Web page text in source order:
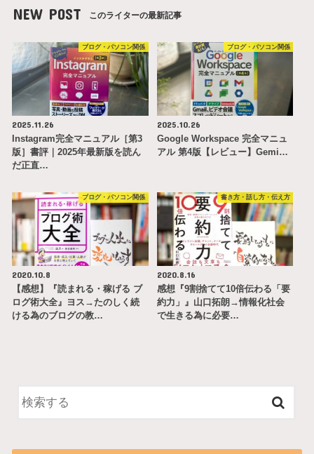
NEW POST このライターの最新記事
ブログ・パソコン関係
2025.11.26
Instagram完全マニュアル［第3
版］書評｜2025年最新版を読ん
だ正直…
ブログ・パソコン関係
2025.10.26
Google Workspace 完全マニュ
アル 第4版【レビュー】Gemi…
ブログ・パソコン関係
2020.10.8
【感想】『読まれる・稼げる ブ
ログ術大全』ヨス→たのしく続
ける為のブログの教…
書き方・話し方・伝え方
2020.8.16
感想『9割捨てて10倍伝わる「要
約力」』山口拓朗→情報化社会
で生きる為に必要…